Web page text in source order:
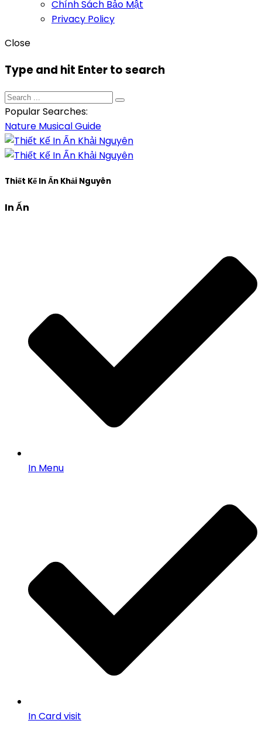
Chính Sách Bảo Mật
Privacy Policy
Close
Type and hit Enter to search
Popular Searches:
Nature MusicalGuide
Thiết Kế In Ấn Khải Nguyên
In Ấn
In Menu
In Card visit